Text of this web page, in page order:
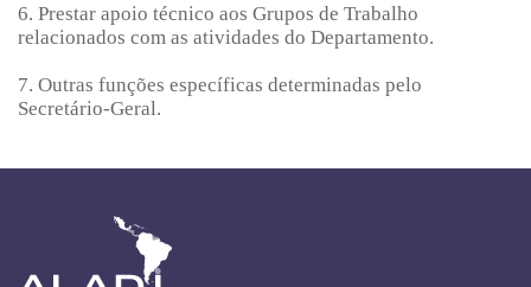
6. Prestar apoio técnico aos Grupos de Trabalho
relacionados com as atividades do Departamento.
7. Outras funções específicas determinadas pelo
Secretário-Geral.